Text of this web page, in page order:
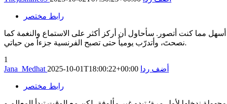
رابط مختصر
أسهل مما كنت أتصور. سأحاول أن أركز أكثر على الاستماع والنغمة كما
نصحتَ، وأتدرّب يومياً حتى تصبح الفرنسية جزءاً من حياتي.
1
Jana_Medhat 2025-10-01T18:00:22+00:00 أضف ردا
رابط مختصر